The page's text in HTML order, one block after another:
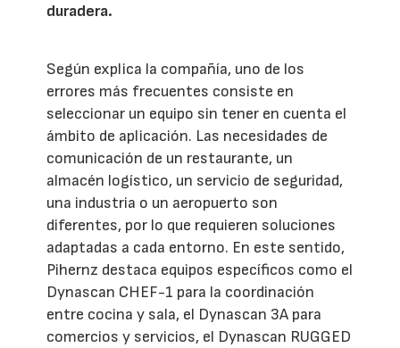
duradera.
Según explica la compañía, uno de los
errores más frecuentes consiste en
seleccionar un equipo sin tener en cuenta el
ámbito de aplicación. Las necesidades de
comunicación de un restaurante, un
almacén logístico, un servicio de seguridad,
una industria o un aeropuerto son
diferentes, por lo que requieren soluciones
adaptadas a cada entorno. En este sentido,
Pihernz destaca equipos específicos como el
Dynascan CHEF-1 para la coordinación
entre cocina y sala, el Dynascan 3A para
comercios y servicios, el Dynascan RUGGED